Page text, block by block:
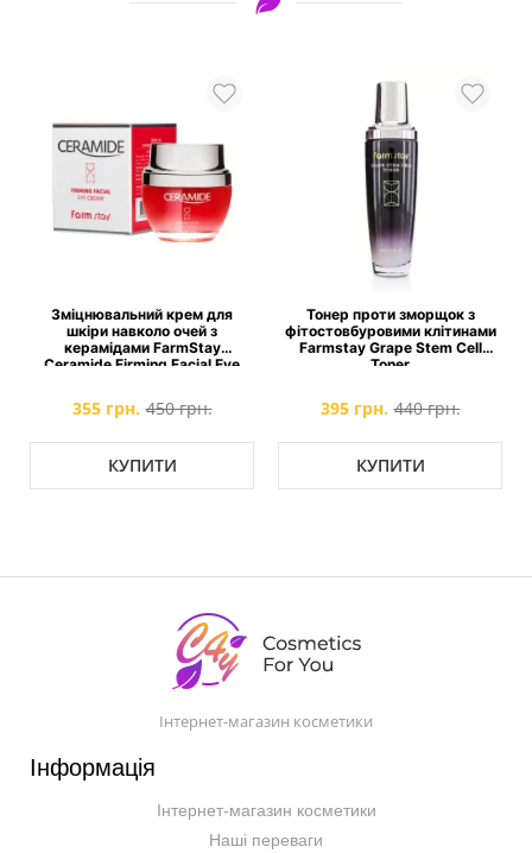
Зміцнювальний крем для
шкіри навколо очей з
керамідами FarmStay
Ceramide Firming Facial Eye
355 грн. 450 грн.
КУПИТИ
Тонер проти зморщок з
фітостовбуровими клітинами
Farmstay Grape Stem Cell
Toner
395 грн. 440 грн.
КУПИТИ
Інтернет-магазин косметики
Інформація
Інтернет-магазин косметики
Наші переваги